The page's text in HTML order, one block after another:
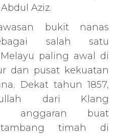
Aziz.
bukit nanas
salah satu
paling awal di
dan pusat kekuatan
Dekat tahun 1857,
dari Klang
anggaran buat
timah di